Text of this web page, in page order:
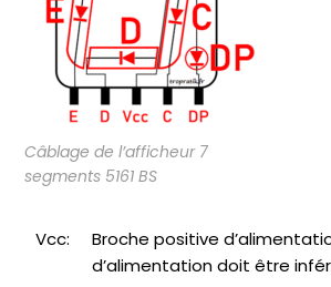
Câblage de l’afficheur 7
segments 5161 BS
Vcc:
Broche positive
d’alimentation doit être